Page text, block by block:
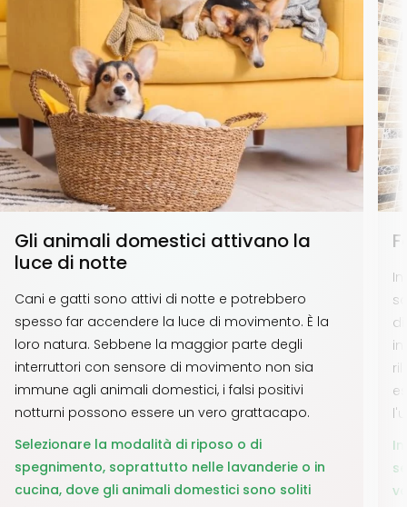
Gli animali domestici attivano la
luce di notte
Cani e gatti sono attivi di notte e potrebbero
spesso far accendere la luce di movimento. È la
loro natura. Sebbene la maggior parte degli
interruttori con sensore di movimento non sia
immune agli animali domestici, i falsi positivi
notturni possono essere un vero grattacapo.
Selezionare la modalità di riposo o di
spegnimento, soprattutto nelle lavanderie o in
cucina, dove gli animali domestici sono soliti